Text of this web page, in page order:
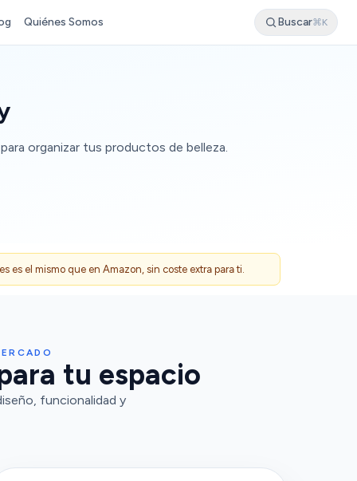
Quiénes Somos Buscar⌘K
organizar tus productos de belleza.
es el mismo que en Amazon, sin coste extra para ti.
tu espacio
funcionalidad y